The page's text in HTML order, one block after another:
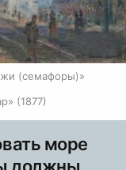
(семафоры)»
(1877)
море